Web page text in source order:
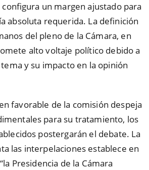
un margen ajustado para
absoluta requerida. La definición
del pleno de la Cámara, en
alto voltaje político debido a
y su impacto en la opinión
favorable de la comisión despeja
para su tratamiento, los
postergarán el debate. La
las interpelaciones establece en
“la Presidencia de la Cámara